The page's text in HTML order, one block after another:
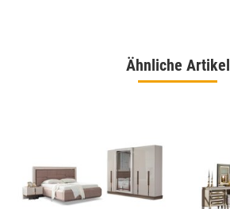
Ähnliche Artikel